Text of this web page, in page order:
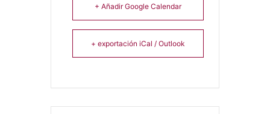
+ Añadir Google Calendar
+ exportación iCal / Outlook